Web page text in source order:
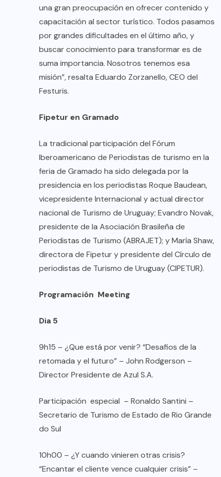
una gran preocupación en ofrecer contenido y
capacitación al sector turístico. Todos pasamos
por grandes dificultades en el último año, y
buscar conocimiento para transformar es de
suma importancia. Nosotros tenemos esa
misión”, resalta Eduardo Zorzanello, CEO del
Festuris.
Fipetur en Gramado
La tradicional participación del Fórum
Iberoamericano de Periodistas de turismo en la
feria de Gramado ha sido delegada por la
presidencia en los periodistas Roque Baudean,
vicepresidente Internacional y actual director
nacional de Turismo de Uruguay; Evandro Novak,
presidente de la Asociación Brasileña de
Periodistas de Turismo (ABRAJET); y María Shaw,
directora de Fipetur y presidente del Círculo de
periodistas de Turismo de Uruguay (CIPETUR).
Programación Meeting
Dia 5
9h15 – ¿Que está por venir? “Desafios de la
retomada y el futuro” – John Rodgerson –
Director Presidente de Azul S.A.
Participación especial – Ronaldo Santini –
Secretario de Turismo de Estado de Rio Grande
do Sul
10h00 – ¿Y cuando vinieren otras crisis?
“Encantar el cliente vence cualquier crisis” –